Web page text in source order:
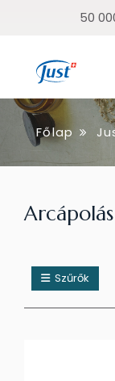
50
Főlap
Arcápolás
Szűrők